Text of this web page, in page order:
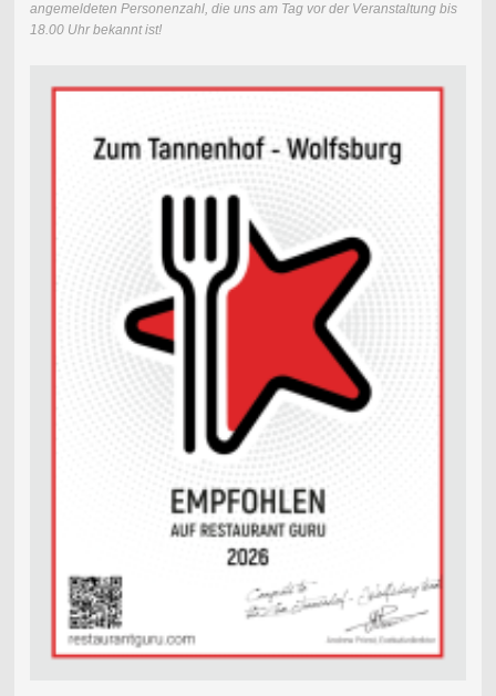
angemeldeten Personenzahl, die uns am Tag vor der Veranstaltung bis
18.00 Uhr bekannt ist!